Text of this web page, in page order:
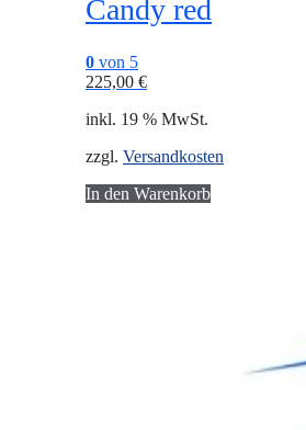
Candy red
0 von 5
225,00 €
inkl. 19 % MwSt.
zzgl. Versandkosten
In den Warenkorb